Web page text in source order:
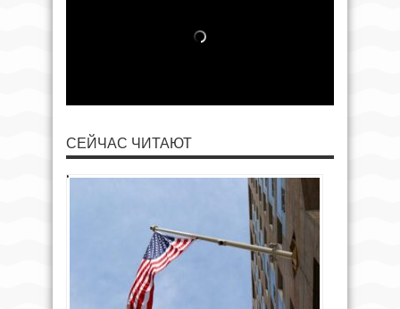
СЕЙЧАС ЧИТАЮТ